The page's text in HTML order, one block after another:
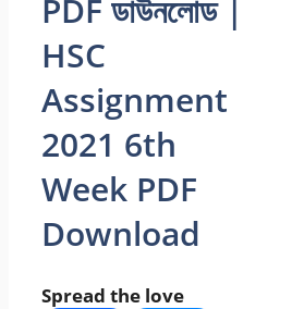
PDF ডাউনলোড |
HSC
Assignment
2021 6th
Week PDF
Download
Spread the love